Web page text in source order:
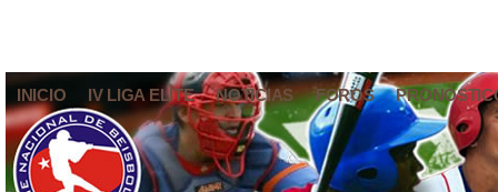
INICIO IV LIGA ELITE NOTICIAS FOROS